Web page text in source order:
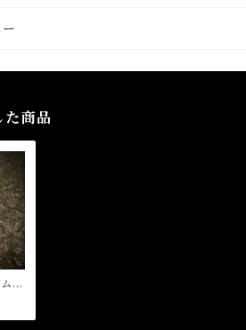
た商品
パ